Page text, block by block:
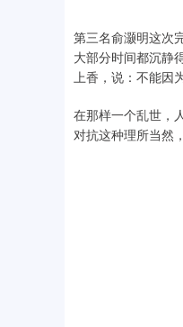
第三名俞灏明这次
大部分时间都沉静
上香，说：不能因
在那样一个乱世，
对抗这种理所当然